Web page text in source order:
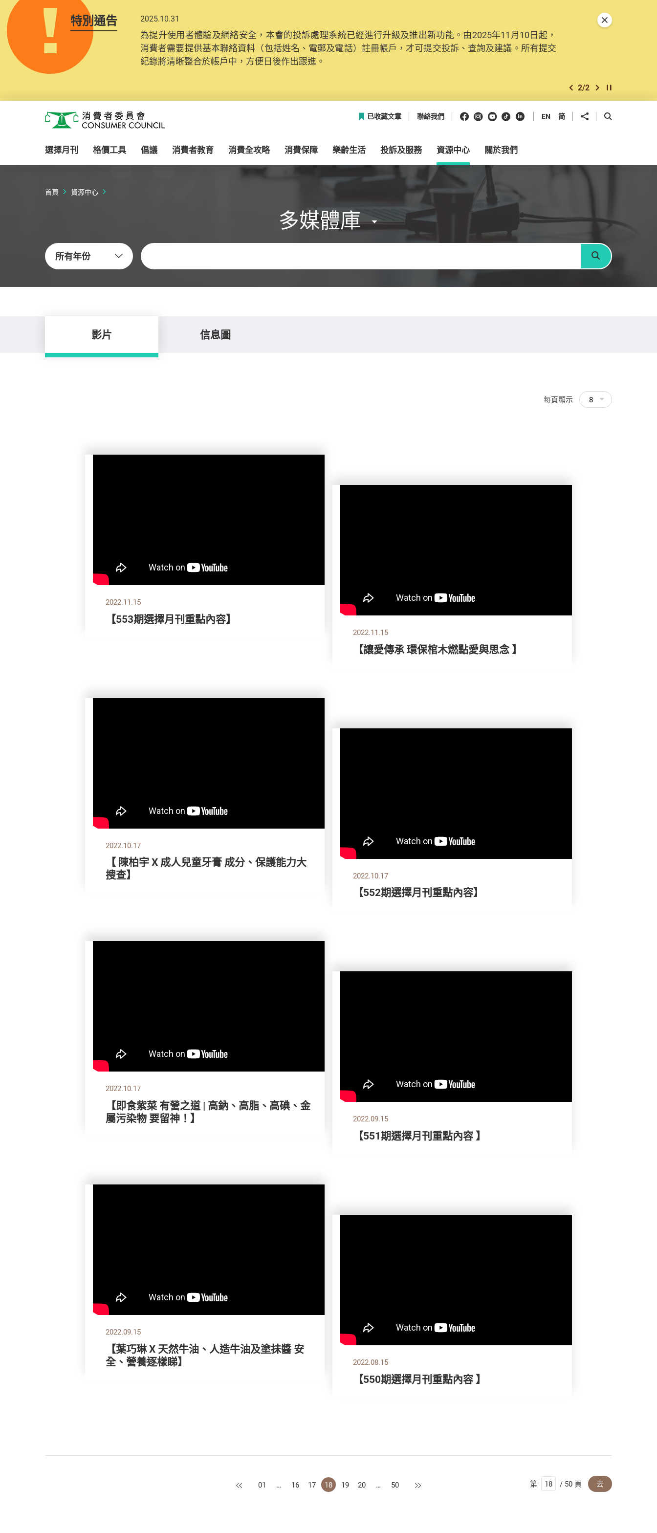
特別通告 2025.10.31
為提升使用者體驗及網絡安全，本會的投訴處理系統已經進行升級及推出新功能。由2025年11月10日起，
消費者需要提供基本聯絡資料（包括姓名、電郵及電話）註冊帳戶，才可提交投訴、查詢及建議。所有提交
紀錄將清晰整合於帳戶中，方便日後作出跟進。
上一個
2/2 下一個開始/暫停幻燈
關閉特別通告
消費者委員會
已收藏文章 聯絡我們 Facebook
Instagram
Youtube
抖音領英 EN 简 分享到 開啟搜尋框
選擇月刊 格價工具 倡議 消費者教育 消費全攻略 消費保障 樂齡生活 投訴及服務 資源中心 關於我們
首頁 資源中心
多媒體庫
所有年份
關鍵字
搜尋
影片 信息圖
每頁顯示 8
2022.11.15
【553期選擇月刊重點內容】
2022.11.15
【讓愛傳承 環保棺木燃點愛與思念 】
2022.10.17
【 陳柏宇 X 成人兒童牙膏 成分、保護能力大
搜查】
2022.10.17
【552期選擇月刊重點內容】
2022.10.17
【即食紫菜 有營之道 | 高鈉、高脂、高碘、金
屬污染物 要留神！】
2022.09.15
【551期選擇月刊重點內容 】
2022.09.15
【葉巧琳 X 天然牛油、人造牛油及塗抺醬 安
全、營養逐樣睇】
2022.08.15
【550期選擇月刊重點內容 】
上一頁
01 … 16 17 18 19 20 … 50 下一頁 第 / 50 頁 去